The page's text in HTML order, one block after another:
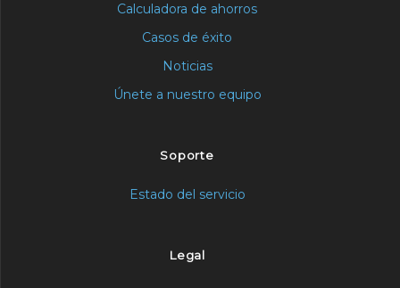
Calculadora de ahorros
Casos de éxito
Noticias
Únete a nuestro equipo
Soporte
Estado del servicio
Legal